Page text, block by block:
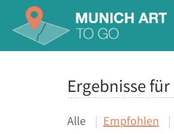
Ergebnisse
Alle Empfohlen